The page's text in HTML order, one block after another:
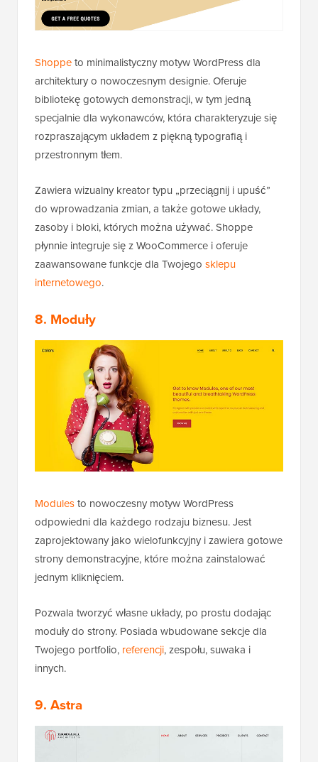
Shoppeto minimalistyczny motyw WordPress dla
architektury o nowoczesnym designie. Oferuje
bibliotekę gotowych demonstracji, w tym jedną
specjalnie dla wykonawców, która charakteryzuje się
rozpraszającym układem z piękną typografią i
przestronnym tłem.
Zawiera wizualny kreator typu „przeciągnij i upuść”
do wprowadzania zmian, a także gotowe układy,
zasoby i bloki, których można używać. Shoppe
płynnie integruje się z WooCommerce i oferuje
zaawansowane funkcje dla Twojego sklepu
internetowego.
8. Moduły
Modulesto nowoczesny motyw WordPress
odpowiedni dla każdego rodzaju biznesu. Jest
zaprojektowany jako wielofunkcyjny i zawiera gotowe
strony demonstracyjne, które można zainstalować
jednym kliknięciem.
Pozwala tworzyć własne układy, po prostu dodając
moduły do strony. Posiada wbudowane sekcje dla
Twojego portfolio, referencji, zespołu, suwaka i
innych.
9. Astra